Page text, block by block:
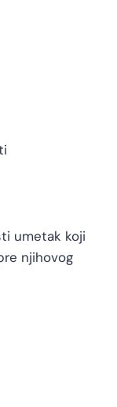
umetak koji
njihovog